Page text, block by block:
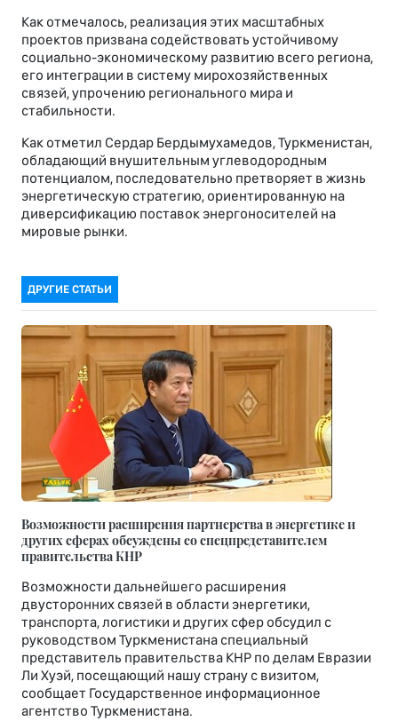
Как отмечалось, реализация этих масштабных
проектов призвана содействовать устойчивому
социально-экономическому развитию всего региона,
его интеграции в систему мирохозяйственных
связей, упрочению регионального мира и
стабильности.
Как отметил Сердар Бердымухамедов, Туркменистан,
обладающий внушительным углеводородным
потенциалом, последовательно претворяет в жизнь
энергетическую стратегию, ориентированную на
диверсификацию поставок энергоносителей на
мировые рынки.
ДРУГИЕ СТАТЬИ
Возможности расширения партнерства в энергетике и
других сферах обсуждены со спецпредставителем
правительства КНР
Возможности дальнейшего расширения
двусторонних связей в области энергетики,
транспорта, логистики и других сфер обсудил с
руководством Туркменистана специальный
представитель правительства КНР по делам Евразии
Ли Хуэй, посещающий нашу страну с визитом,
сообщает Государственное информационное
агентство Туркменистана.